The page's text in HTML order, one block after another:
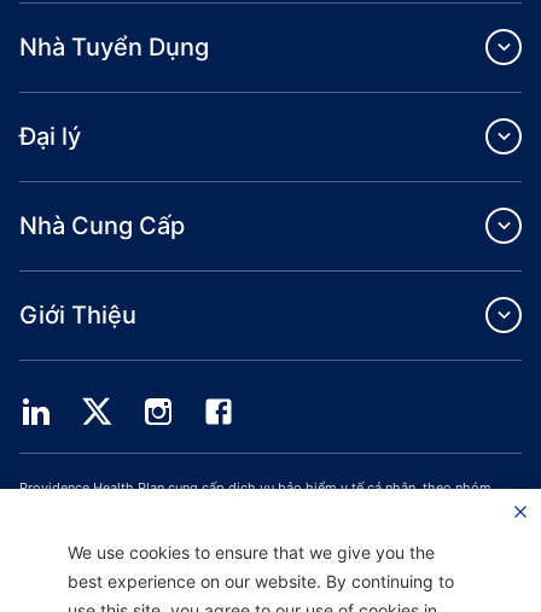
Nhà Tuyển Dụng
Đại lý
Nhà Cung Cấp
Giới Thiệu
Providence Health Plan cung cấp dịch vụ bảo hiểm y tế cá nhân, theo nhóm
với Medicare và Bảo Hiểm Y Tế Oregon. Việc đăng ký Providence Health
We use cookies to ensure that we give you the
best experience on our website. By continuing to